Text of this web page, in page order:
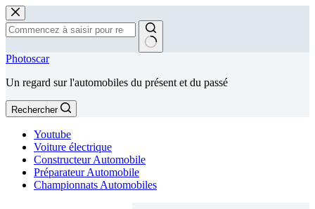
Passer
au
contenu
Aucun
Photoscar
Un regard sur l'automobiles du présent et du passé
Rechercher
Youtube
Voiture électrique
Constructeur Automobile
Préparateur Automobile
Championnats Automobiles